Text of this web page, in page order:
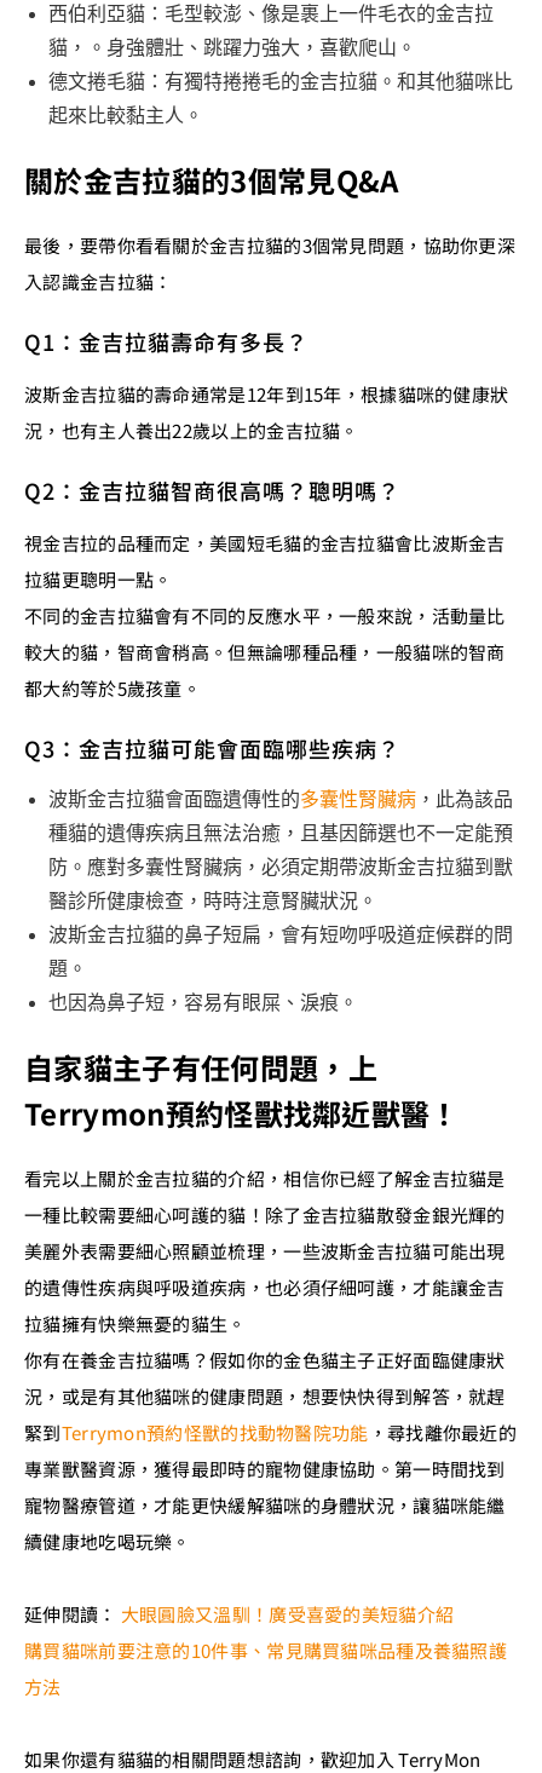
西伯利亞貓：毛型較澎、像是裹上一件毛衣的金吉拉
貓，。身強體壯、跳躍力強大，喜歡爬山。
德文捲毛貓：有獨特捲捲毛的金吉拉貓。和其他貓咪比
起來比較黏主人。
關於金吉拉貓的3個常見Q&A
最後，要帶你看看關於金吉拉貓的3個常見問題，協助你更深
入認識金吉拉貓：
Q1：金吉拉貓壽命有多長？
波斯金吉拉貓的壽命通常是12年到15年，根據貓咪的健康狀
況，也有主人養出22歲以上的金吉拉貓。
Q2：金吉拉貓智商很高嗎？聰明嗎？
視金吉拉的品種而定，美國短毛貓的金吉拉貓會比波斯金吉
拉貓更聰明一點。
不同的金吉拉貓會有不同的反應水平，一般來說，活動量比
較大的貓，智商會稍高。但無論哪種品種，一般貓咪的智商
都大約等於5歲孩童。
Q3：金吉拉貓可能會面臨哪些疾病？
波斯金吉拉貓會面臨遺傳性的多囊性腎臟病 ，此為該品
種貓的遺傳疾病且無法治癒，且基因篩選也不一定能預
防。應對多囊性腎臟病，必須定期帶波斯金吉拉貓到獸
醫診所健康檢查，時時注意腎臟狀況。
波斯金吉拉貓的鼻子短扁，會有短吻呼吸道症候群的問
題。
也因為鼻子短，容易有眼屎、淚痕。
自家貓主子有任何問題，上
Terrymon預約怪獸找鄰近獸醫！
看完以上關於金吉拉貓的介紹，相信你已經了解金吉拉貓是
一種比較需要細心呵護的貓！除了金吉拉貓散發金銀光輝的
美麗外表需要細心照顧並梳理，一些波斯金吉拉貓可能出現
的遺傳性疾病與呼吸道疾病，也必須仔細呵護，才能讓金吉
拉貓擁有快樂無憂的貓生。
你有在養金吉拉貓嗎？假如你的金色貓主子正好面臨健康狀
況，或是有其他貓咪的健康問題，想要快快得到解答，就趕
緊到Terrymon預約怪獸的找動物醫院功能 ，尋找離你最近的
專業獸醫資源，獲得最即時的寵物健康協助。第一時間找到
寵物醫療管道，才能更快緩解貓咪的身體狀況，讓貓咪能繼
續健康地吃喝玩樂。
延伸閱讀： 大眼圓臉又溫馴！廣受喜愛的美短貓介紹
購買貓咪前要注意的10件事、常見購買貓咪品種及養貓照護
方法
如果你還有貓貓的相關問題想諮詢，歡迎加入 TerryMon